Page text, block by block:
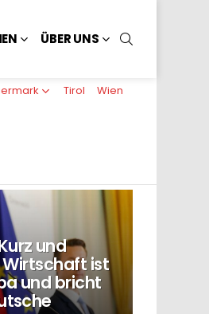
ÜBER UNS
Tirol Wien
und
Wirtschaft ist
und bricht